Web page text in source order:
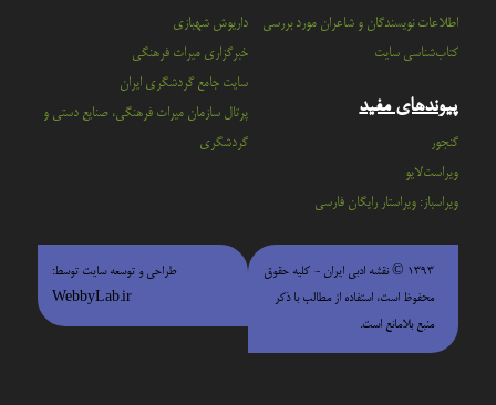
اطلاعات نویسندگان و شاعران مورد بررسی
کتاب‌شناسی سایت
پیوندهای مفید
گنجور
ویراست‌لایو
ویراسباز: ویراستار رایگان فارسی
داریوش شهبازی
خبرگزاری میراث فرهنگی
سايت جامع گردشگري ايران
پرتال سازمان ميراث فرهنگي، صنايع دستي و
گردشگري
۱۳۹۳ © نقشه ادبی ایران - كليه حقوق
محفوظ است، استفاده از مطالب با ذكر
منبع بلامانع است.
طراحی و توسعه سایت توسط:
WebbyLab.ir